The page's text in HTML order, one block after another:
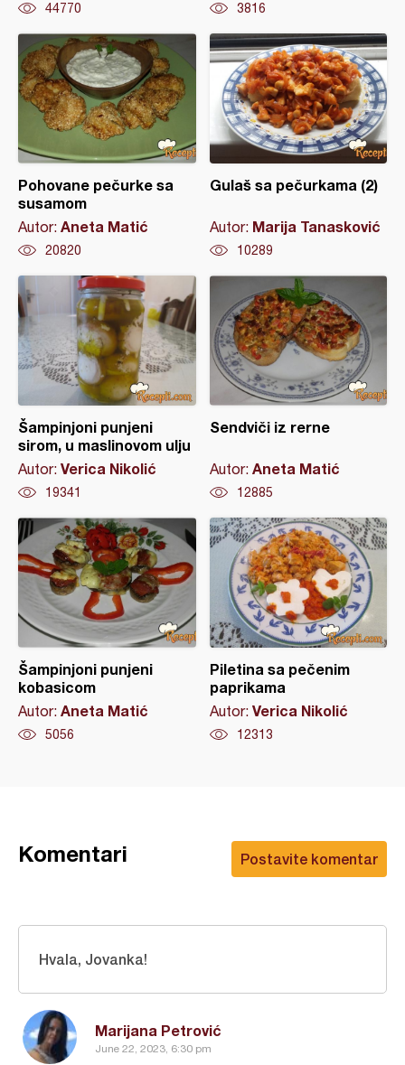
44770 3816
Pohovane pečurke sa
susamom
Autor: Aneta Matić
20820
Gulaš sa pečurkama (2)
Autor: Marija Tanasković
10289
Šampinjoni punjeni
sirom, u maslinovom ulju
Autor: Verica Nikolić
19341
Sendviči iz rerne
Autor: Aneta Matić
12885
Šampinjoni punjeni
kobasicom
Autor: Aneta Matić
5056
Piletina sa pečenim
paprikama
Autor: Verica Nikolić
12313
Postavite komentar
Komentari
Marijana Petrović
June 22, 2023, 6:30 pm
Hvala, Jovanka!